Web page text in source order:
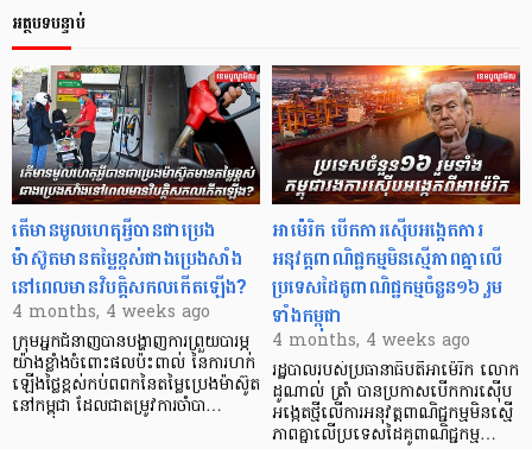
អត្ថបទបន្ទាប់
តើមានមូលហេតុអ្វីបានជាប្រេង
ម៉ាស៊ូតមានតម្លៃខ្ពស់ជាងប្រេងសាំង
នៅពេលមានវិបត្តិសកលកើតឡើង?
4 months, 4 weeks ago
ក្រុមអ្នកជំនាញបានបង្ហាញការព្រួយបារម្ភ
យ៉ាងខ្លាំងចំពោះផលប៉ះពាល់ នៃការហក់
ឡើងថ្លៃខ្ពស់កប់ពពកនៃតម្លៃប្រេងម៉ាស៊ូត
នៅកម្ពុជា ដែលជាតម្រូវការចាំបា…
អាម៉េរិក បើកការស៊ើបអង្កេតការ
អនុវត្តពាណិជ្ជកម្មមិនស្មើភាពគ្នាលើ
ប្រទេសដៃគូពាណិជ្ជកម្មចំនួន១៦ រួម
ទាំងកម្ពុជា
4 months, 4 weeks ago
រដ្ឋបាលរបស់ប្រធានាធិបតីអាម៉េរិក លោក
ដូណាល់ ត្រាំ បានប្រកាសបើកការស៊ើប
អង្កេតថ្មីលើការអនុវត្តពាណិជ្ជកម្មមិនស្មើ
ភាពគ្នាលើប្រទេសដៃគូពាណិជ្ជកម្ម…